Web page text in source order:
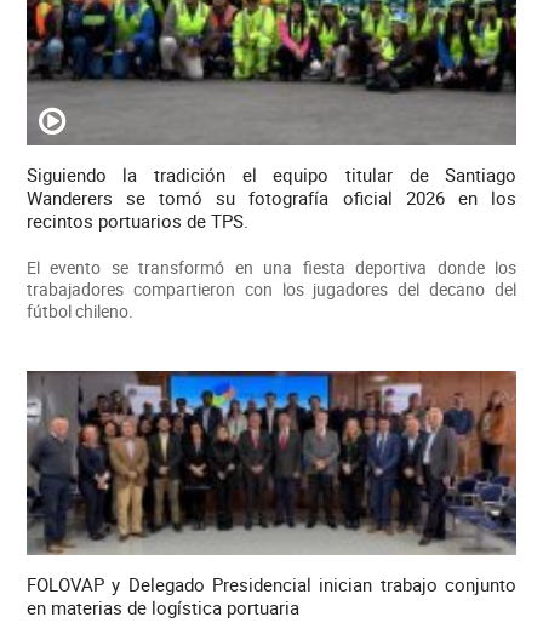
Siguiendo la tradición el equipo titular de Santiago
Wanderers se tomó su fotografía oficial 2026 en los
recintos portuarios de TPS.
El evento se transformó en una fiesta deportiva donde los
trabajadores compartieron con los jugadores del decano del
fútbol chileno.
FOLOVAP y Delegado Presidencial inician trabajo conjunto
en materias de logística portuaria